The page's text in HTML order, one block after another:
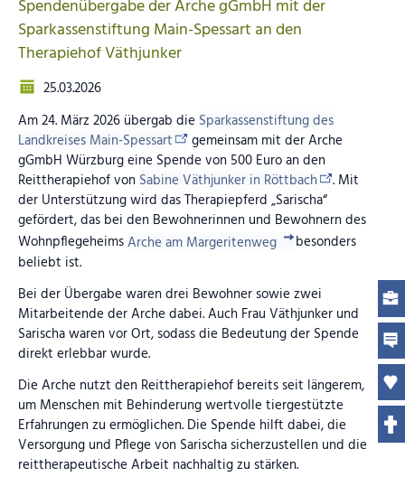
Spendenübergabe der Arche gGmbH mit der
Sparkassenstiftung Main-Spessart an den
Therapiehof Väthjunker
25.03.2026
Am 24. März 2026 übergab die Sparkassenstiftung des
Landkreises Main-Spessart
gemeinsam mit der Arche
gGmbH Würzburg eine Spende von 500 Euro an den
Reittherapiehof von Sabine Väthjunker in Röttbach
. Mit
der Unterstützung wird das Therapiepferd „Sarischa“
gefördert, das bei den Bewohnerinnen und Bewohnern des
WohnpflegeheimsArche am Margeritenweg
besonders
beliebt ist.
Bei der Übergabe waren drei Bewohner sowie zwei
Mitarbeitende der Arche dabei. Auch Frau Väthjunker und
Sarischa waren vor Ort, sodass die Bedeutung der Spende
direkt erlebbar wurde.
Die Arche nutzt den Reittherapiehof bereits seit längerem,
um Menschen mit Behinderung wertvolle tiergestützte
Erfahrungen zu ermöglichen. Die Spende hilft dabei, die
Versorgung und Pflege von Sarischa sicherzustellen und die
reittherapeutische Arbeit nachhaltig zu stärken.